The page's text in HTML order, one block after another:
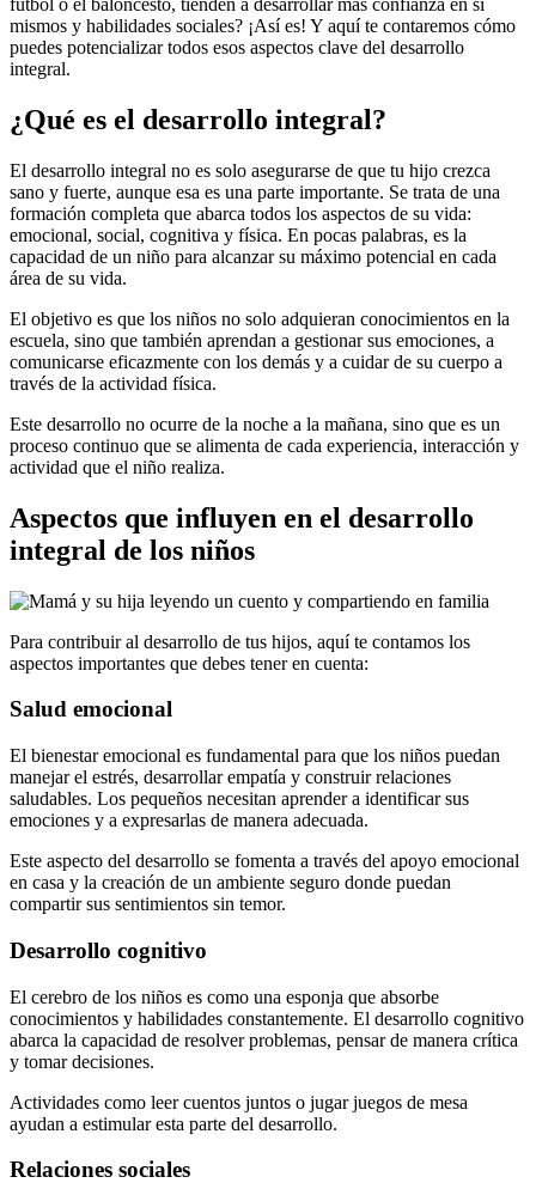
fútbol o el baloncesto, tienden a desarrollar más confianza en sí
mismos y habilidades sociales? ¡Así es! Y aquí te contaremos cómo
puedes potencializar todos esos aspectos clave del desarrollo
integral.
¿Qué es el desarrollo integral?
El desarrollo integral no es solo asegurarse de que tu hijo crezca
sano y fuerte, aunque esa es una parte importante. Se trata de una
formación completa que abarca todos los aspectos de su vida:
emocional, social, cognitiva y física. En pocas palabras, es la
capacidad de un niño para alcanzar su máximo potencial en cada
área de su vida.
El objetivo es que los niños no solo adquieran conocimientos en la
escuela, sino que también aprendan a gestionar sus emociones, a
comunicarse eficazmente con los demás y a cuidar de su cuerpo a
través de la actividad física.
Este desarrollo no ocurre de la noche a la mañana, sino que es un
proceso continuo que se alimenta de cada experiencia, interacción y
actividad que el niño realiza.
Aspectos que influyen en el desarrollo
integral de los niños
Para contribuir al desarrollo de tus hijos, aquí te contamos los
aspectos importantes que debes tener en cuenta:
Salud emocional
El bienestar emocional es fundamental para que los niños puedan
manejar el estrés, desarrollar empatía y construir relaciones
saludables. Los pequeños necesitan aprender a identificar sus
emociones y a expresarlas de manera adecuada.
Este aspecto del desarrollo se fomenta a través del apoyo emocional
en casa y la creación de un ambiente seguro donde puedan
compartir sus sentimientos sin temor.
Desarrollo cognitivo
El cerebro de los niños es como una esponja que absorbe
conocimientos y habilidades constantemente. El desarrollo cognitivo
abarca la capacidad de resolver problemas, pensar de manera crítica
y tomar decisiones.
Actividades como leer cuentos juntos o jugar juegos de mesa
ayudan a estimular esta parte del desarrollo.
Relaciones sociales